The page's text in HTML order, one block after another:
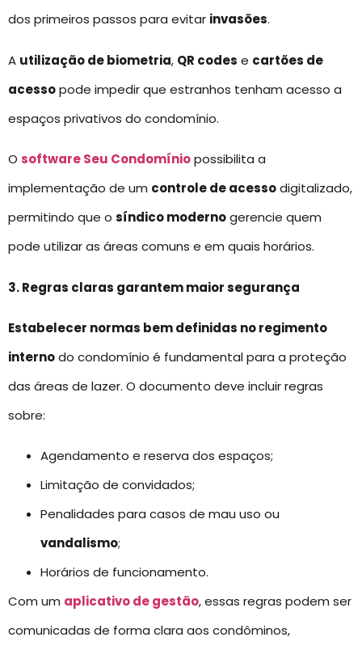
dos primeiros passos para evitar invasões.
A utilização de biometria, QR codes e cartões de
acessopode impedir que estranhos tenham acesso a
espaços privativos do condomínio.
O software Seu Condomíniopossibilita a
implementação de um controle de acessodigitalizado,
permitindo que o síndico modernogerencie quem
pode utilizar as áreas comuns e em quais horários.
3. Regras claras garantem maior segurança
Estabelecer normas bem definidas no regimento
internodo condomínio é fundamental para a proteção
das áreas de lazer. O documento deve incluir regras
sobre:
Agendamento e reserva dos espaços;
Limitação de convidados;
Penalidades para casos de mau uso ou
vandalismo;
Horários de funcionamento.
Com um aplicativo de gestão, essas regras podem ser
comunicadas de forma clara aos condôminos,